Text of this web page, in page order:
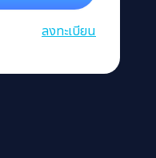
ลงทะเบียน